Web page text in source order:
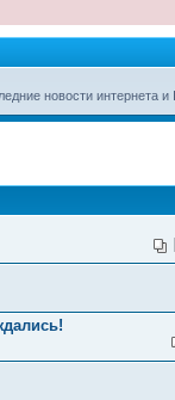
новости интернета и